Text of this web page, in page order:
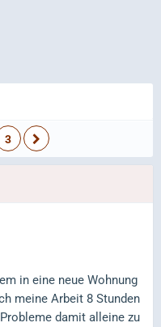
3
in eine neue Wohnung
meine Arbeit 8 Stunden
damit alleine zu